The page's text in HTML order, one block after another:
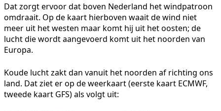
Dat zorgt ervoor dat boven Nederland het windpatroon
omdraait. Op de kaart hierboven waait de wind niet
meer uit het westen maar komt hij uit het oosten; de
lucht die wordt aangevoerd komt uit het noorden van
Europa.
Koude lucht zakt dan vanuit het noorden af richting ons
land. Dat ziet er op de weerkaart (eerste kaart ECMWF,
tweede kaart GFS) als volgt uit: